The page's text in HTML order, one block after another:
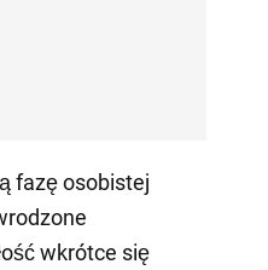
fazę osobistej
wkrótce się